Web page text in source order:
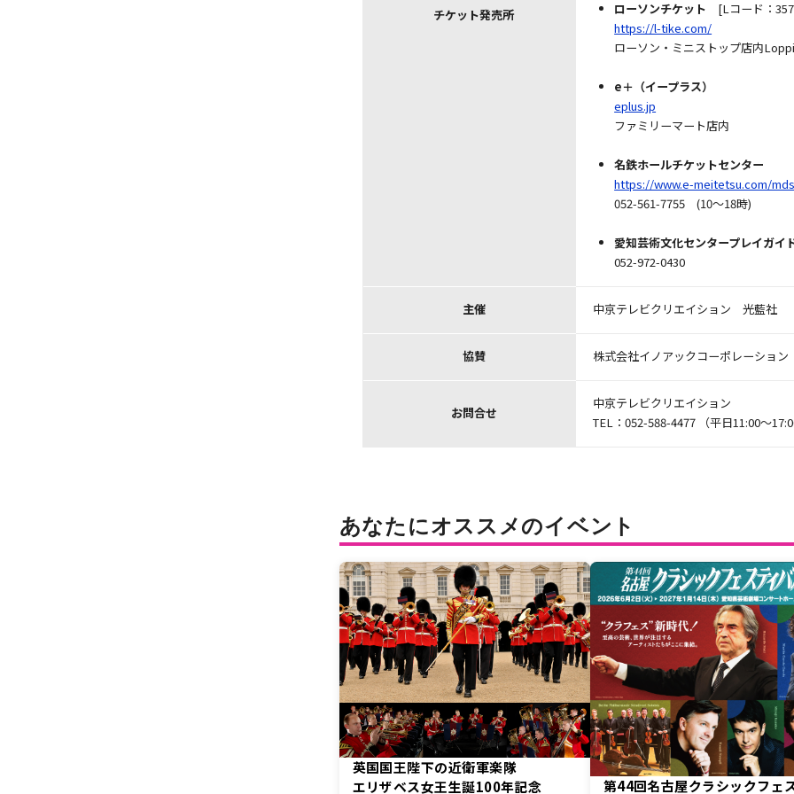
チケット発売所
ローソンチケット [Lコード：
https://l-tike.com/
ローソン・ミニストップ店内Loppi
e＋（イープラス）
eplus.jp
ファミリーマート店内
名鉄ホールチケットセンター
https://www.e-meitetsu.com/
052-561-7755 (10～18時)
愛知芸術文化センタープレイガイ
052-972-0430
主催 中京テレビクリエイション 光藍社
協賛 株式会社イノアックコーポレーション
お問合せ
中京テレビクリエイション
TEL：052-588-4477 （平日11:00～
あなたにオススメのイベント
英国国王陛下の近衛軍楽隊
エリザベス女王生誕100年記念
第44回名古屋クラシックフェ